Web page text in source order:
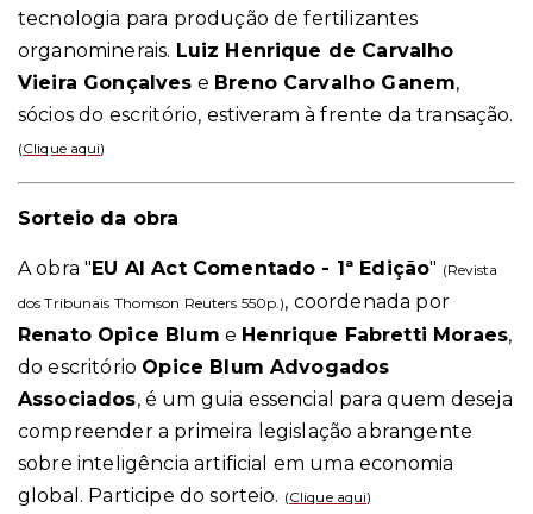
tecnologia para produção de fertilizantes
organominerais. Luiz Henrique de Carvalho
Vieira Gonçalves e Breno Carvalho Ganem,
sócios do escritório, estiveram à frente da transação.
(Clique aqui)
Sorteio da obra
A obra "EU AI Act Comentado - 1ª Edição" (Revista
dos Tribunais Thomson Reuters 550p.), coordenada por
Renato Opice Blum e Henrique Fabretti Moraes,
do escritório Opice Blum Advogados
Associados, é um guia essencial para quem deseja
compreender a primeira legislação abrangente
sobre inteligência artificial em uma economia
global. Participe do sorteio. (Clique aqui)